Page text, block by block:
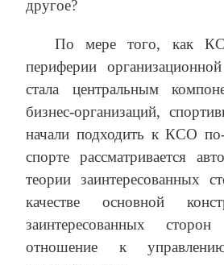
другое?
По мере того, как
периферии
стала центральным
бизнес-организаций,
начали подходить к КСО
спорте рассматривается
теории
качестве основной
заинтересованных
отношение к